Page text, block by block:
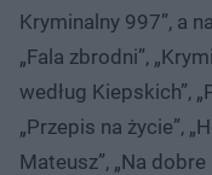
Kryminalny 997”, a
„Fala zbrodni”,
według Kiepskich”,
„Przepis na życie”,
Mateusz”, „Na dobre